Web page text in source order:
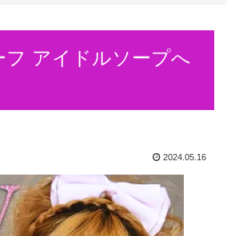
フ アイドルソープへ
2024.05.16